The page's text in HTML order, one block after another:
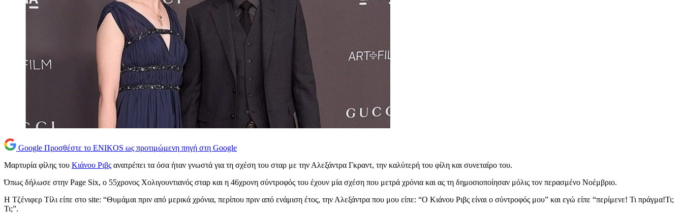
Google Προσθέστε το ENIKOS ως προτιμώμενη πηγή στη Google
Μαρτυρία φίλης του Κιάνου Ριβς ανατρέπει τα όσα ήταν γνωστά για τη σχέση του σταρ με την Αλεξάντρα Γκραντ, την καλύτερή του φίλη και συνεταίρο του.
Όπως δήλωσε στην Page Six, ο 55χρονος Χολιγουντιανός σταρ και η 46χρονη σύντροφός του έχουν μία σχέση που μετρά χρόνια και ας τη δημοσιοποίησαν μόλις τον περασμένο Νοέμβριο.
Η Τζένιφερ Τίλι είπε στο site: “Θυμάμαι πριν από μερικά χρόνια, περίπου πριν από ενάμιση έτος, την Αλεξάντρα που μου είπε: “Ο Κιάνου Ριβς είναι ο σύντροφός μου” και εγώ είπε “περίμενε! Τι πράγμα!Τι;
Τι;”.